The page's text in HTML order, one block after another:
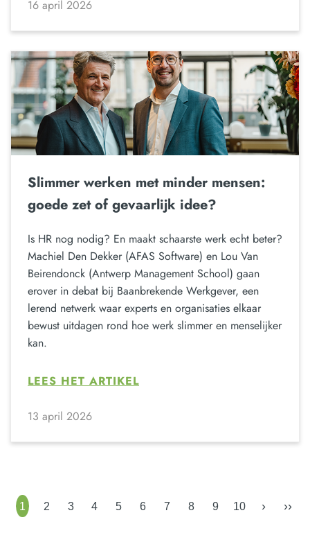
16 april 2026
Slimmer werken met minder mensen:
goede zet of gevaarlijk idee?
Is HR nog nodig? En maakt schaarste werk echt beter?
Machiel Den Dekker (AFAS Software) en Lou Van
Beirendonck (Antwerp Management School) gaan
erover in debat bij Baanbrekende Werkgever, een
lerend netwerk waar experts en organisaties elkaar
bewust uitdagen rond hoe werk slimmer en menselijker
kan.
LEES HET ARTIKEL
13 april 2026
1 2 3 4 5 6 7 8 9 10 › ››